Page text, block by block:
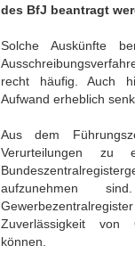
des BfJ beantragt
Solche Auskünfte
recht häufig. Auch
Aufwand erheblich
Aus dem
Verurteilungen
aufzunehmen
Zuverlässigkeit von
können.